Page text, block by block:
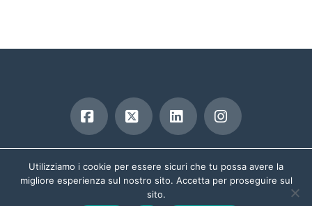
Facebook
X LinkedInInstagram
Utilizziamo i cookie per essere sicuri che tu possa avere la
migliore esperienza sul nostro sito. Accetta per proseguire sul
sito.